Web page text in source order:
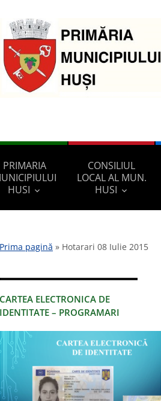
PRIMARIA
HUSI
CONSILIUL
LOCAL AL MUN.
HUSI
Prima pagină » Hotarari 08 Iulie 2015
CARTEA ELECTRONICA DE
IDENTITATE – PROGRAMARI